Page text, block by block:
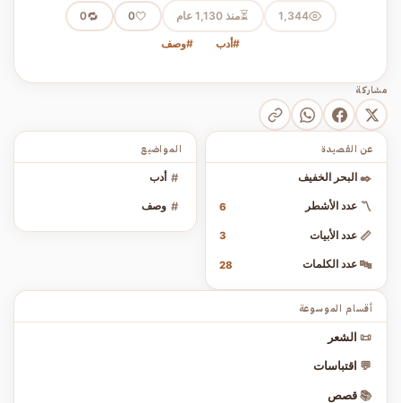
1,344
⏳منذ 1,130 عام 🤍
0
🔁
0
#أدب #وصف
مشاركة
المواضيع
# أدب
# وصف
عن القصيدة
✒️ البحر الخفيف
〽️ عدد الأشطر 6
📏 عدد الأبيات 3
🔤 عدد الكلمات 28
أقسام الموسوعة
📜 الشعر
💬 اقتباسات
📚 قصص